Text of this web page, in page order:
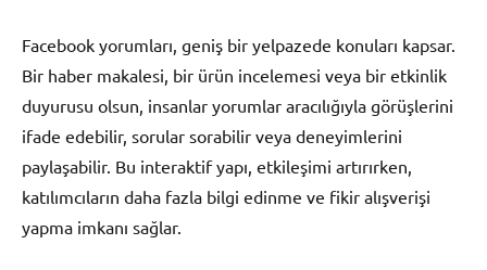
Facebook yorumları, geniş bir yelpazede konuları kapsar.
Bir haber makalesi, bir ürün incelemesi veya bir etkinlik
duyurusu olsun, insanlar yorumlar aracılığıyla görüşlerini
ifade edebilir, sorular sorabilir veya deneyimlerini
paylaşabilir. Bu interaktif yapı, etkileşimi artırırken,
katılımcıların daha fazla bilgi edinme ve fikir alışverişi
yapma imkanı sağlar.